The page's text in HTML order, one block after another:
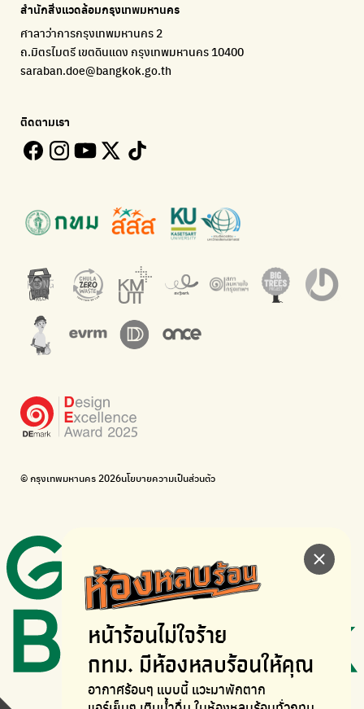
หน้าร้อนไม่ใจร้าย
กทม. มีห้องหลบร้อนให้คุณ
อากาศร้อนๆ แบบนี้ แวะมาพักตาก
แพลตฟอร์มเพื่อสิ่งแวดล้อม
ติดตามความคืบหน้านโยบายกรุงเทพมหานคร
Kong Green Green
แอปแยกขยะได้ง่ายๆเพียงสแกนบาร์โค้ดสินค้า
Net Zero Carbon
The Sustainment
การบริหารองค์กรเพื่อสังคมและสิ่งแวดล้อม
WonWon
รวมร้านซ่อมใกล้บ้านคุณ
Bike for Everyone
BUCA
ภาคีจักรยานเมือง กรุงเทพฯ
แพลตฟอร์มการจัดการพลาสติกชีวภาพหลังการกินดื่ม
รับซื้อขยะถึงบ้าน
ECOLIFE
กำจัด E-waste อย่างถูกวิธี ตามจุดรับ และไปรษณีย์
Green map
มือวิเศษกรุงเทพ
บริจาคขยะไปอัพไซเคิลเป็นชุดพนักงานกวาดถนน
WonWon
รวมร้านซ่อมใกล้บ้านคุณ
35 Hours Bangkok Nature Play
โครงการ 35 ชั่วโมงการเรียนรู้ธรรมชาติผ่านการเล่น
สำนักสิ่งแวดล้อมกรุงเทพมหานคร
ศาลาว่าการกรุงเทพมหานคร 2
ถ.มิตรไมตรี เขตดินแดง กรุงเทพมหานคร 10400
saraban.doe@bangkok.go.th
ติดตามเรา
© กรุงเทพมหานคร 2026นโยบายความเป็นส่วนตัว